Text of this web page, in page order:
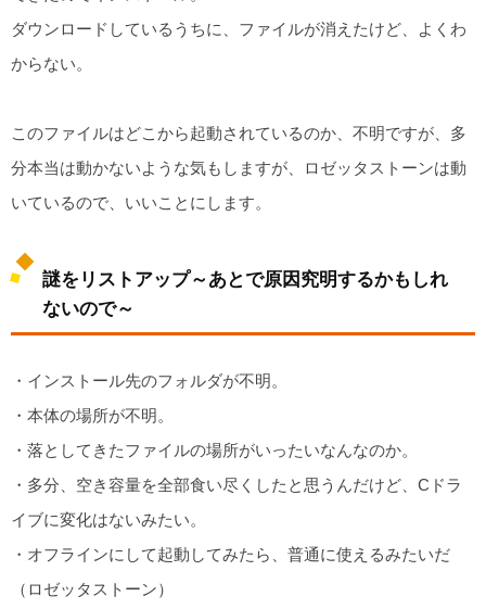
ダウンロードしているうちに、ファイルが消えたけど、よくわ
からない。
このファイルはどこから起動されているのか、不明ですが、多
分本当は動かないような気もしますが、ロゼッタストーンは動
いているので、いいことにします。
謎をリストアップ～あとで原因究明するかもしれ
ないので～
・インストール先のフォルダが不明。
・本体の場所が不明。
・落としてきたファイルの場所がいったいなんなのか。
・多分、空き容量を全部食い尽くしたと思うんだけど、Cドラ
イブに変化はないみたい。
・オフラインにして起動してみたら、普通に使えるみたいだ
（ロゼッタストーン）